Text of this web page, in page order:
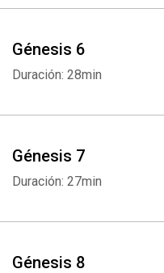
Génesis 6
Duración: 28min
Génesis 7
Duración: 27min
Génesis 8